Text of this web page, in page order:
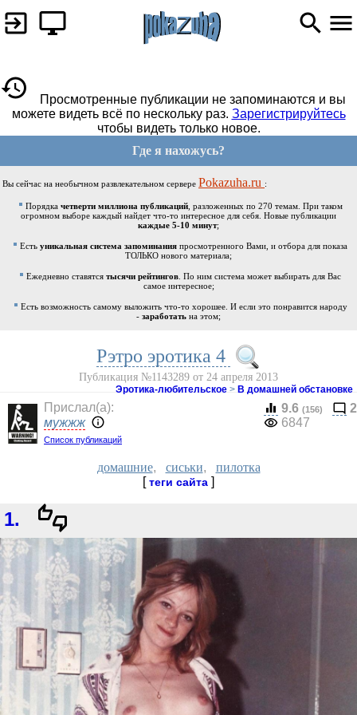
Просмотренные публикации не запоминаются и вы
можете видеть всё по нескольку раз. Зарегистрируйтесь
чтобы видеть только новое.
Где я нахожусь?
Вы сейчас на необычном развлекательном сервере Pokazuha.ru :
Порядка четверти миллиона публикаций, разложенных по 270 темам. При таком
огромном выборе каждый найдет что-то интересное для себя. Новые публикации
каждые 5-10 минут;
Есть уникальная система запоминания просмотренного Вами, и отбора для показа
ТОЛЬКО нового материала;
Ежедневно ставятся тысячи рейтингов . По ним система может выбирать для Вас
самое интересное;
Есть возможность самому выложить что-то хорошее. И если это понравится народу
- заработать на этом;
Рэтро эротика 4
Публикация №1143289 от 24 апреля 2013
Эротика-любительское > В домашней обстановке
Прислал(a):
мужжж
Список публикаций
9.6 (156)
2
6847
домашние, сиськи, пилотка
[теги сайта ]
1.